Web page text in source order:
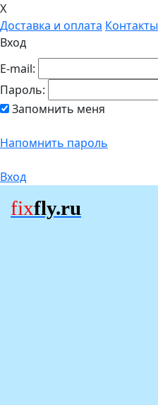
X
Доставка и оплата Контакты
Вход
E-mail:
Пароль:
Запомнить меня
Напомнить пароль
Вход
fixfly.ru